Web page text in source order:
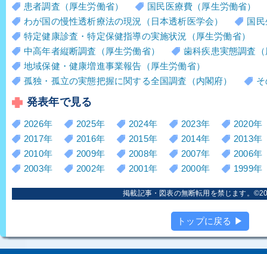
患者調査（厚生労働省）
国民医療費（厚生労働省）
わが国の慢性透析療法の現況（日本透析医学会）
国
特定健康診査・特定保健指導の実施状況（厚生労働省）
中高年者縦断調査（厚生労働省）
歯科疾患実態調査
地域保健・健康増進事業報告（厚生労働省）
孤独・孤立の実態把握に関する全国調査（内閣府）
発表年で見る
2026年 2025年 2024年 2023年
2020年
2017年
2016年 2015年 2014年
2013年
2010年
2009年 2008年 2007年
2006年
2003年
2002年 2001年 2000年 1999年
掲載記事・図表の無断転用を禁じます。
トップに戻る ▶